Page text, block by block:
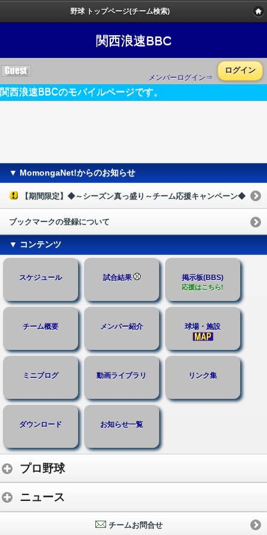
野球 トップページ(チーム検索)
関西浪速BBC
メンバーログイン⇒
ログイン
関西浪速BBCのモバイルページです。
▼ MomongaNet!からのお知らせ
【期間限定】◆～シーズン真っ盛り～チーム応援キャンペーン◆
ブックマークの登録について
▼ コンテンツ
スケジュール 試合結果 掲示板(BBS)
応援はこちら!
チーム概要 メンバー紹介 球場・施設
ミニブログ 動画ライブラリ リンク集
ダウンロード お知らせ一覧
プロ野球
ニュース
チームお問合せ